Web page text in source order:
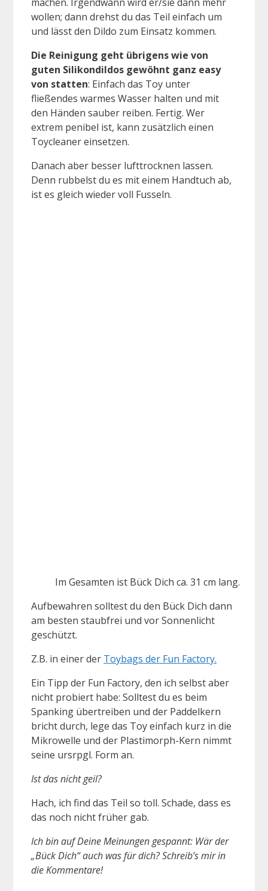
wollen; dann drehst du das Teil einfach um
und lässt den Dildo zum Einsatz kommen.
Die Reinigung geht übrigens wie von
guten Silikondildos gewöhnt ganz easy
von statten: Einfach das Toy unter
fließendes warmes Wasser halten und mit
den Händen sauber reiben. Fertig. Wer
extrem penibel ist, kann zusätzlich einen
Toycleaner einsetzen.
Danach aber besser lufttrocknen lassen.
Denn rubbelst du es mit einem Handtuch ab,
ist es gleich wieder voll Fusseln.
Im Gesamten ist Bück Dich ca. 31 cm lang.
Aufbewahren solltest du den Bück Dich dann
am besten staubfrei und vor Sonnenlicht
geschützt.
Z.B. in einer der Toybags der Fun Factory.
Ein Tipp der Fun Factory, den ich selbst aber
nicht probiert habe: Solltest du es beim
Spanking übertreiben und der Paddelkern
bricht durch, lege das Toy einfach kurz in die
Mikrowelle und der Plastimorph-Kern nimmt
seine ursrpgl. Form an.
Ist das nicht geil?
Hach, ich find das Teil so toll. Schade, dass es
das noch nicht früher gab.
Ich bin auf Deine Meinungen gespannt: Wär der
„Bück Dich“ auch was für dich? Schreib’s mir in
die Kommentare!